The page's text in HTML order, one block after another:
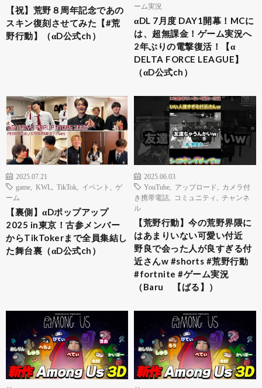
【祝】荒野８周年記念であの
スキン復刻させてみた【#荒
野行動】（αD公式ch）
ーム実況
αDL 7月度 DAY1開幕！MCに
は、超無課金！ゲーム実況へ
2年ぶりの電撃復活！【α
DELTA FORCE LEAGUE】
（αD公式ch）
2025.07.21
game
KWL TikTok イベント
ゲ
ーム
【裏側】αDポップアップ
2025 in東京！古参メンバー
からTikTokerまで全員集結し
た舞台裏（αD公式ch）
2025.06.03
YouTube
アップロード
カメラ付
き携帯電話
コミュニティ
チャンネ
ル
【荒野行動】今の荒野界隈に
はあまりいない可愛い付近
野良で会った人が良すぎる付
近さんw #shorts #荒野行動
#fortnite #ゲーム実況
（Baru 【ばる】）